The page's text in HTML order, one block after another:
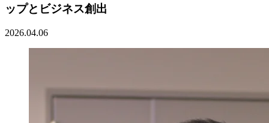
ップとビジネス創出
2026.04.06